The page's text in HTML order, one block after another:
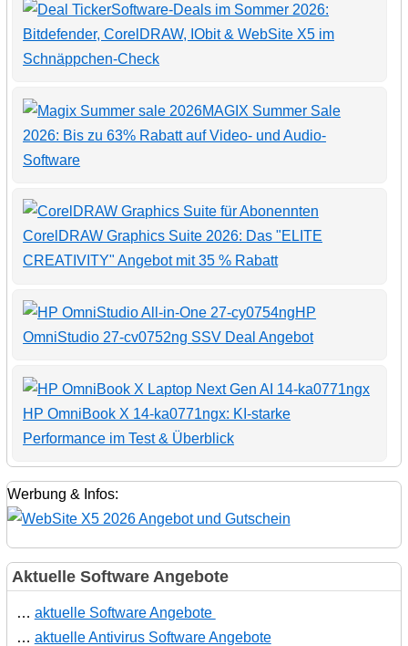
Software-Deals im Sommer 2026:
Bitdefender, CorelDRAW, IObit & WebSite X5 im
Schnäppchen-Check
MAGIX Summer Sale
2026: Bis zu 63% Rabatt auf Video- und Audio-
Software
CorelDRAW Graphics Suite 2026: Das "ELITE
CREATIVITY" Angebot mit 35 % Rabatt
HP
OmniStudio 27-cv0752ng SSV Deal Angebot
HP OmniBook X 14-ka0771ngx: KI-starke
Performance im Test & Überblick
Werbung & Infos:
Aktuelle Software Angebote
… aktuelle Software Angebote
… aktuelle Antivirus Software Angebote